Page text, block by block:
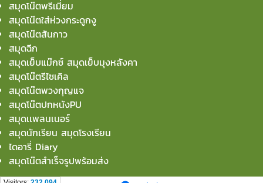
สมุดโน๊ตพรีเมี่ยม
สมุดโน๊ตใส่ห่วงกระดูกงู
สมุดโน๊ตสันกาว
สมุดฉีก
สมุดเย็บแม๊กซ์ สมุดเย็บมุงหลังคา
สมุดโน๊ตรีไซเคิล
สมุดโน๊ตพวงกุญแจ
สมุดโน๊ตปกหนังPU
สมุดเเพลนเนอร์
สมุดนักเรียน สมุดโรงเรียน
ไดอารี่ Diary
สมุดโน๊ตสำเร็จรูปพร้อมส่ง